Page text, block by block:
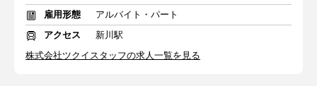
雇用形態
アルバイト・パート
アクセス
新川駅
株式会社ツクイスタッフの求人一覧を見る